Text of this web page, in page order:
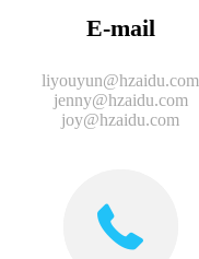
E-mail
liyouyun@hzaidu.com
jenny@hzaidu.com
joy@hzaidu.com